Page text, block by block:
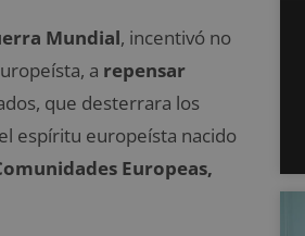
Mundial, incentivó no
a repensar
que desterrara los
espíritu europeísta nacido
Europeas,